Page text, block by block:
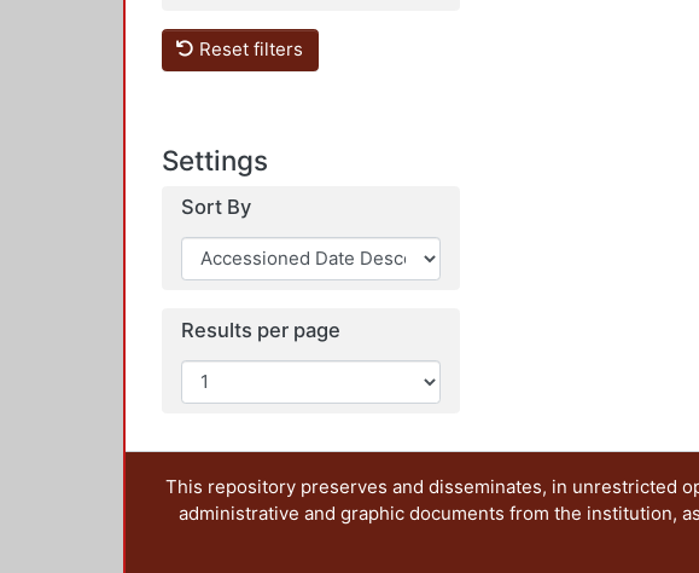
Reset filters
Settings
Sort By
Results per page
This repository preserves and disseminates, in unrestricted
administrative and graphic documents from the institution,